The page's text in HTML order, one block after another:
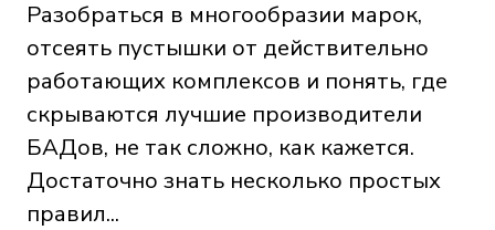
Разобраться в многообразии марок,
отсеять пустышки от действительно
работающих комплексов и понять, где
скрываются лучшие производители
БАДов, не так сложно, как кажется.
Достаточно знать несколько простых
правил...